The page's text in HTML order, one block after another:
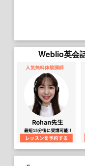
Weblio英会